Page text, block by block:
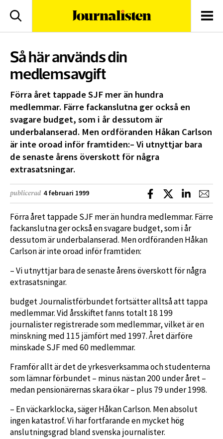
Sök
Så här används din
medlemsavgift
Förra året tappade SJF mer än hundra
medlemmar. Färre fackanslutna ger också en
svagare budget, som i år dessutom är
underbalanserad. Men ordföranden Håkan Carlson
är inte oroad inför framtiden:– Vi utnyttjar bara
de senaste årens överskott för några
extrasatsningar.
publicerad 4 februari 1999 Dela på Facebook
Dela på XDela på
Förra året tappade SJF mer än hundra medlemmar. Färre
fackanslutna ger också en svagare budget, som i år
dessutom är underbalanserad. Men ordföranden Håkan
Carlson är inte oroad inför framtiden:
– Vi utnyttjar bara de senaste årens överskott för några
extrasatsningar.
budget Journalistförbundet fortsätter alltså att tappa
medlemmar. Vid årsskiftet fanns totalt 18 199
journalister registrerade som medlemmar, vilket är en
minskning med 115 jämfört med 1997. Året därföre
minskade SJF med 60 medlemmar.
Framför allt är det de yrkesverksamma och studenterna
som lämnar förbundet – minus nästan 200 under året –
medan pensionärernas skara ökar – plus 79 under 1998.
– En väckarklocka, säger Håkan Carlson. Men absolut
ingen katastrof. Vi har fortfarande en mycket hög
anslutningsgrad bland svenska journalister.